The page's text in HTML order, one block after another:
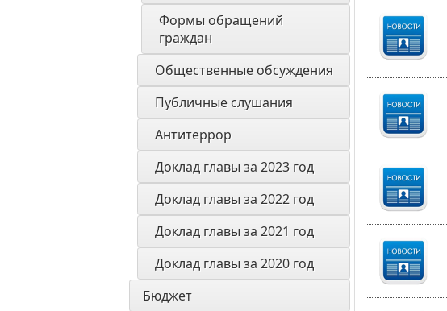
Формы обращений
граждан
Общественные обсуждения
Публичные слушания
Антитеррор
Доклад главы за 2023 год
Доклад главы за 2022 год
Доклад главы за 2021 год
Доклад главы за 2020 год
Бюджет